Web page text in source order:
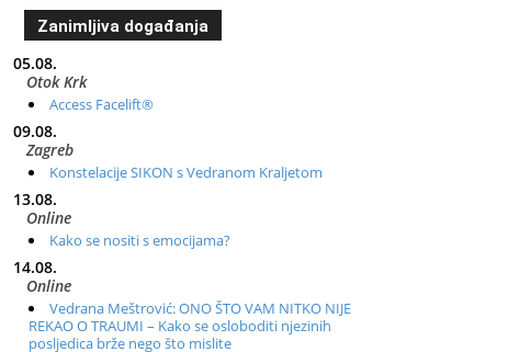
Zanimljiva događanja
05.08.
Otok Krk
Access Facelift®
09.08.
Zagreb
Konstelacije SIKON s Vedranom Kraljetom
13.08.
Online
Kako se nositi s emocijama?
14.08.
Online
Vedrana Meštrović: ONO ŠTO VAM NITKO NIJE
REKAO O TRAUMI – Kako se osloboditi njezinih
posljedica brže nego što mislite